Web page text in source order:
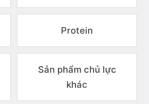
Protein
Sản phẩm chủ lực
khác